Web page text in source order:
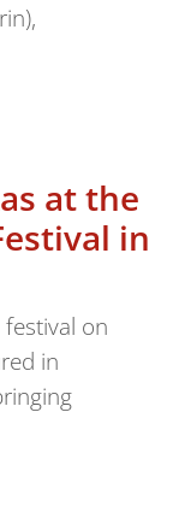
at the
in
on
in